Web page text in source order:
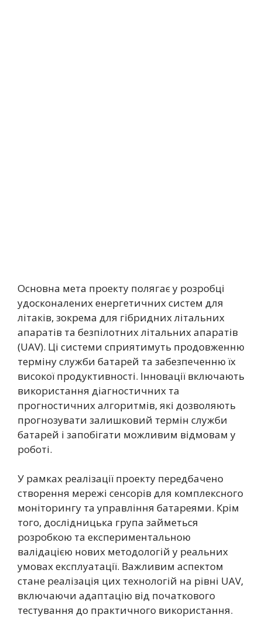
Основна мета проекту полягає у розробці
удосконалених енергетичних систем для
літаків, зокрема для гібридних літальних
апаратів та безпілотних літальних апаратів
(UAV). Ці системи сприятимуть продовженню
терміну служби батарей та забезпеченню їх
високої продуктивності. Інновації включають
використання діагностичних та
прогностичних алгоритмів, які дозволяють
прогнозувати залишковий термін служби
батарей і запобігати можливим відмовам у
роботі.
У рамках реалізації проекту передбачено
створення мережі сенсорів для комплексного
моніторингу та управління батареями. Крім
того, дослідницька група займеться
розробкою та експериментальною
валідацією нових методологій у реальних
умовах експлуатації. Важливим аспектом
стане реалізація цих технологій на рівні UAV,
включаючи адаптацію від початкового
тестування до практичного використання.